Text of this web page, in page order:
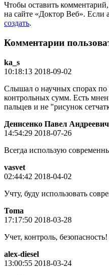
Чтобы оставить
на сайте «Доктор Веб». Если
создать.
Комментарии
ka_s
10:18:13 2018-09-02
Слышал о научных спорах по
контрольных сумм. Есть
пальцев и не "рисунок
Денисенко Павел Андреевич
14:54:29 2018-07-26
Всегда использую
vasvet
02:44:42 2018-04-02
Учту, буду использовать
Toma
17:17:50 2018-03-28
Учет, контроль,
alex-diesel
13:00:55 2018-03-24